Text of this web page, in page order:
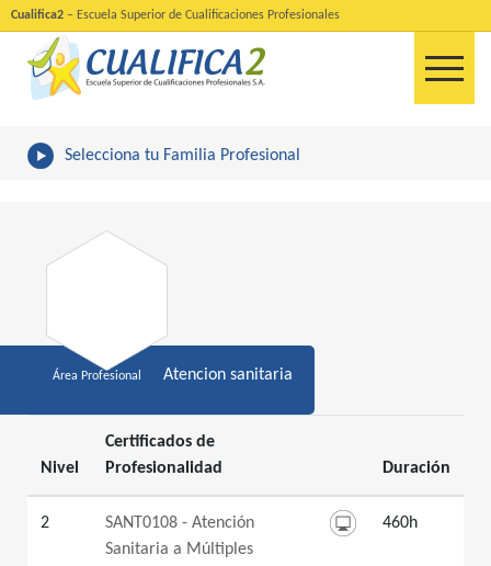
Cualifica2 – Escuela Superior de Cualificaciones Profesionales
Selecciona tu Familia Profesional
Área Profesional Atencion sanitaria
Nivel
Certificados de
Profesionalidad
Duración
2
SANT0108 - Atención
Sanitaria a Múltiples
460h